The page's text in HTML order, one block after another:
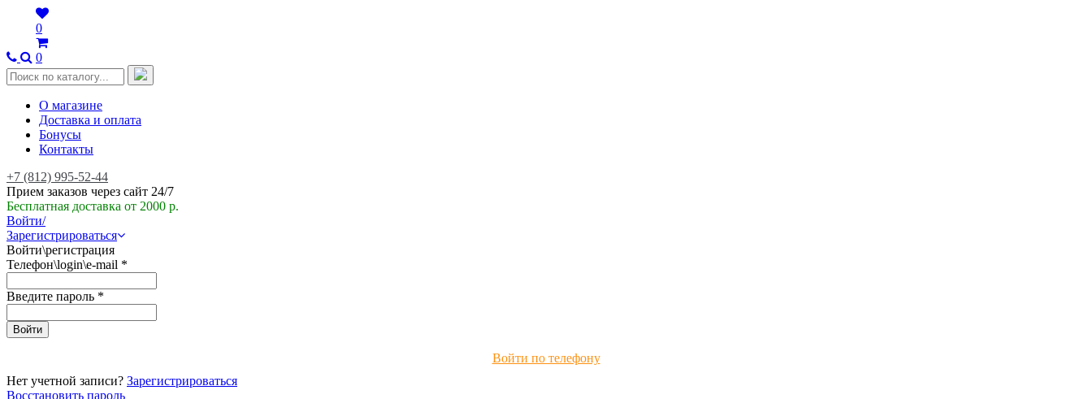
0
0
О магазине
Доставка и оплата
Бонусы
Контакты
+7 (812) 995-52-44
Прием заказов через сайт 24/7
Бесплатная доставка от 2000 р.
Войти/
Зарегистрироваться
Войти\регистрация
Телефон\login\e-mail *
Введите пароль *
Войти по телефону
Нет учетной записи? Зарегистрироваться
Восстановить пароль